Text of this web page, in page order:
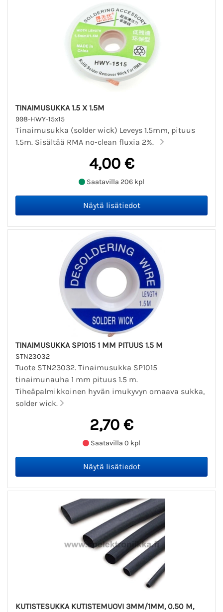
TINAIMUSUKKA 1.5 X 1.5M
998-HWY-15x15
Tinaimusukka (solder wick) Leveys 1.5mm, pituus
1.5m. Sisältää RMA no-clean fluxia 2%.
4,00 €
Saatavilla 206 kpl
TINAIMUSUKKA SP1015 1 MM PITUUS 1.5 M
STN23032
Tuote STN23032. Tinaimusukka SP1015
tinaimunauha 1 mm pituus 1.5 m.
Tiheäpalmikkoinen hyvän imukyvyn omaava sukka,
solder wick.
2,70 €
Saatavilla 0 kpl
KUTISTESUKKA KUTISTEMUOVI 3MM/1MM, 0.50 M,